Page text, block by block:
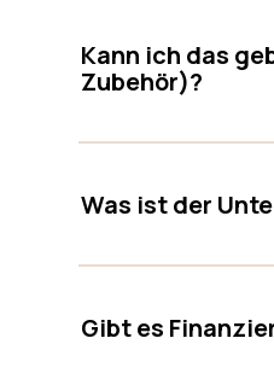
Kann ich das
Zubehör)?
Was ist der
Gibt es